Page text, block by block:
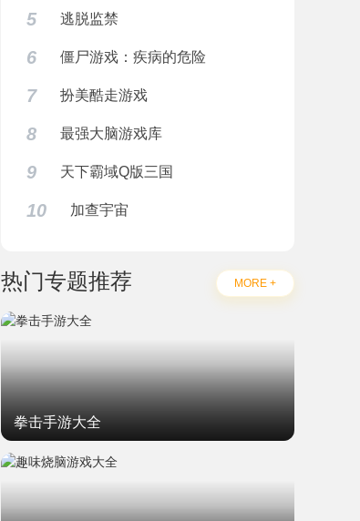
5 逃脱监禁
6 僵尸游戏：疾病的危险
7 扮美酷走游戏
8 最强大脑游戏库
9 天下霸域Q版三国
10 加查宇宙
热门专题推荐 MORE +
拳击手游大全